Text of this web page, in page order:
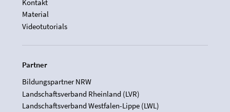
Kontakt
Material
Videotutorials
Partner
Bildungspartner NRW
Landschaftsverband Rheinland (LVR)
Landschaftsverband Westfalen-Lippe (LWL)